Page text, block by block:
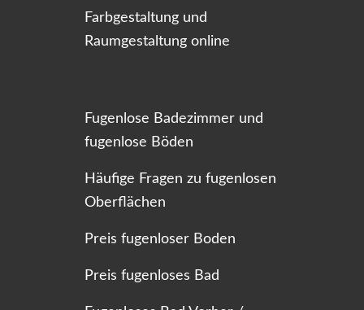
Farbgestaltung und
Raumgestaltung online
Fugenlose Badezimmer und
fugenlose Böden
Häufige Fragen zu fugenlosen
Oberflächen
Preis fugenloser Boden
Preis fugenloses Bad